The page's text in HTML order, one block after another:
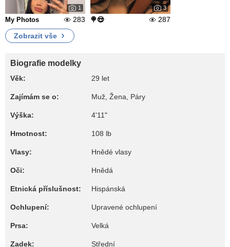
1
My Photos 283
3
🍭😍
287
Zobrazit vše
Biografie modelky
Věk: 29 let
Zajímám se o: Muž, Žena, Páry
Výška: 4'11"
Hmotnost: 108 lb
Vlasy: Hnědé vlasy
Oči: Hnědá
Etnická příslušnost: Hispánská
Ochlupení: Upravené ochlupení
Prsa: Velká
Zadek: Střední